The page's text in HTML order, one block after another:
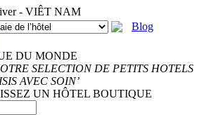
Blog
DU MONDE
SELECTION DE PETITS HOTELS
AVEC SOIN’
UN HÔTEL BOUTIQUE